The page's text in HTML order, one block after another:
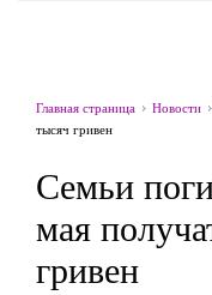
Главная страница Новости
тысяч гривен
Семьи
мая
гривен